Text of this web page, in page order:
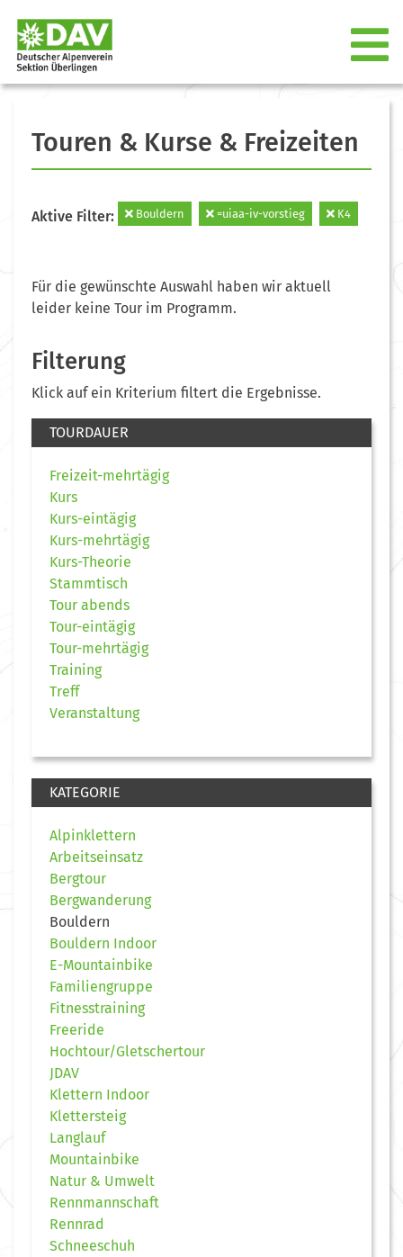
Touren & Kurse & Freizeiten
Aktive Filter: Bouldern =uiaa-iv-vorstieg K4
Für die gewünschte Auswahl haben wir aktuell
leider keine Tour im Programm.
Filterung
Klick auf ein Kriterium filtert die Ergebnisse.
TOURDAUER
Freizeit-mehrtägig
Kurs
Kurs-eintägig
Kurs-mehrtägig
Kurs-Theorie
Stammtisch
Tour abends
Tour-eintägig
Tour-mehrtägig
Training
Treff
Veranstaltung
KATEGORIE
Alpinklettern
Arbeitseinsatz
Bergtour
Bergwanderung
Bouldern
Bouldern Indoor
E-Mountainbike
Familiengruppe
Fitnesstraining
Freeride
Hochtour/Gletschertour
JDAV
Klettern Indoor
Klettersteig
Langlauf
Mountainbike
Natur & Umwelt
Rennmannschaft
Rennrad
Schneeschuh